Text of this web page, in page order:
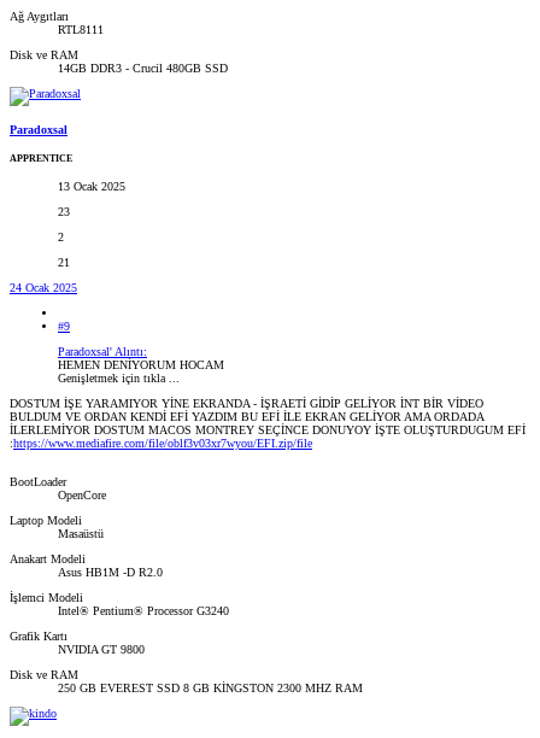
Ağ Aygıtları
RTL8111
Disk ve RAM
14GB DDR3 - Crucil 480GB SSD
Paradoxsal
APPRENTICE
13 Ocak 2025
23
2
21
24 Ocak 2025
#9
Paradoxsal' Alıntı:
HEMEN DENİYORUM HOCAM
Genişletmek için tıkla ...
DOSTUM İŞE YARAMIYOR YİNE EKRANDA - İŞRAETİ GİDİP GELİYOR İNT BİR VİDEO
BULDUM VE ORDAN KENDİ EFİ YAZDIM BU EFİ İLE EKRAN GELİYOR AMA ORDADA
İLERLEMİYOR DOSTUM MACOS MONTREY SEÇİNCE DONUYOY İŞTE OLUŞTURDUGUM EFİ
:https://www.mediafire.com/file/oblf3v03xr7wyou/EFI.zip/file
BootLoader
OpenCore
Laptop Modeli
Masaüstü
Anakart Modeli
Asus HB1M -D R2.0
İşlemci Modeli
Intel® Pentium® Processor G3240
Grafik Kartı
NVIDIA GT 9800
Disk ve RAM
250 GB EVEREST SSD 8 GB KİNGSTON 2300 MHZ RAM